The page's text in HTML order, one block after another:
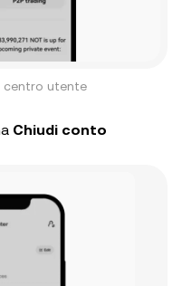
centro utente
Chiudi conto